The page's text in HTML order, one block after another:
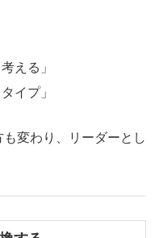
える」
イプ」
変わり、リーダーとし